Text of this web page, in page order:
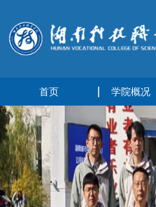
首页 学院概况